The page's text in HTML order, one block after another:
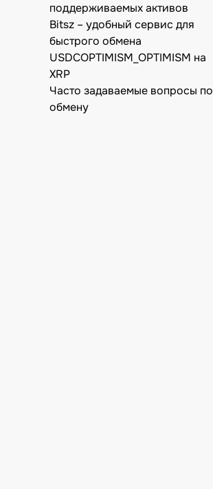
поддерживаемых активов
Bitsz – удобный сервис для
быстрого обмена
USDCOPTIMISM_OPTIMISM на
XRP
Часто задаваемые вопросы по
обмену